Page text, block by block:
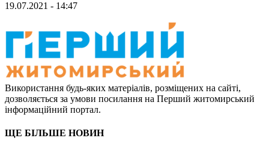
19.07.2021 - 14:47
Використання будь-яких матеріалів, розміщених на сайті,
дозволяється за умови посилання на Перший житомирський
інформаційний портал.
ЩЕ БІЛЬШЕ НОВИН